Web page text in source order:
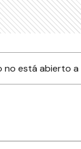
no está abierto